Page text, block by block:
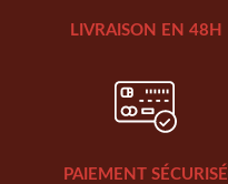
LIVRAISON EN 48H
PAIEMENT SÉCURISÉ